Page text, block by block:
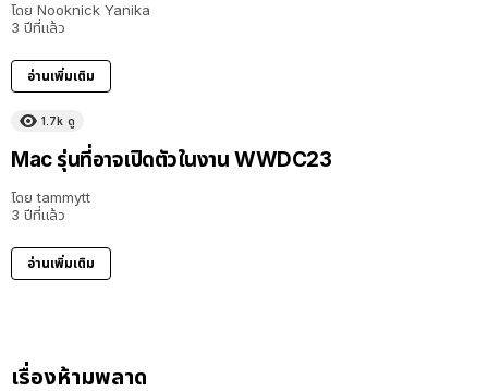
โดย Nooknick Yanika
3 ปีที่แล้ว
อ่านเพิ่มเติม
1.7k ดู
Mac รุ่นที่อาจเปิดตัวในงาน WWDC23
โดย tammytt
3 ปีที่แล้ว
อ่านเพิ่มเติม
เรื่องห้ามพลาด